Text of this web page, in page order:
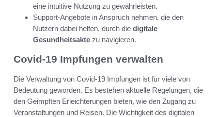
eine intuitive Nutzung zu gewährleisten.
Support-Angebote in Anspruch nehmen, die den
Nutzern dabei helfen, durch die digitale
Gesundheitsakte zu navigieren.
Covid-19 Impfungen verwalten
Die Verwaltung von Covid-19 Impfungen ist für viele von
Bedeutung geworden. Es bestehen aktuelle Regelungen, die
den Geimpften Erleichterungen bieten, wie den Zugang zu
Veranstaltungen und Reisen. Die Wichtigkeit des digitalen